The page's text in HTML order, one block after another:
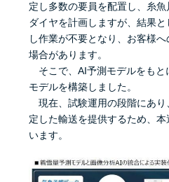
定し多数の要員を配置し、糸
ダイヤを計画しますが、結果
し作業が不要となり、お客様
場合があります。
そこで、AI予測モデルをもと
モデルを構築しました。
現在、試験運用の段階にあり
定した輸送を提供するため、
います。